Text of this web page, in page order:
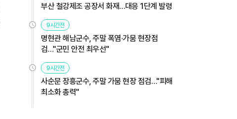
부산 철강제조 공장서 화재…대응 1단계 발령
9시간전
명현관 해남군수, 주말 폭염·가뭄 현장점
검…"군민 안전 최우선"
9시간전
사순문 장흥군수, 주말 가뭄 현장 점검…"피해
최소화 총력"